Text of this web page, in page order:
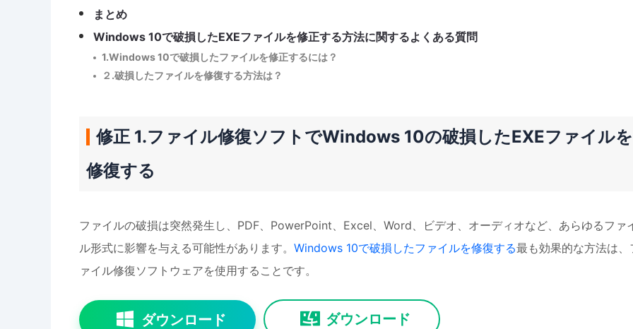
まとめ
Windows 10で破損したEXEファイルを修正する方法に関するよくある質問
1.Windows 10で破損したファイルを修正するには？
２.破損したファイルを修復する方法は？
修正 1.ファイル修復ソフトでWindows 10の破損したEXEファイルを
修復する
ファイルの破損は突然発生し、PDF、PowerPoint、Excel、Word、ビデオ、オーディオなど、あらゆるファ
ル形式に影響を与える可能性があります。 Windows 10で破損したファイルを修復する最も効果的な方法は、
ァイル修復ソフトウェアを使用することです。
ダウンロード ダウンロード